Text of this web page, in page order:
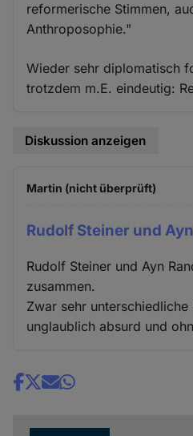
reformerische Stimmen,
Anthroposophie."
Wieder sehr diplomatisch
trotzdem m.E. eindeutig:
Diskussion anzeigen
Martin (nicht überprüft)
Rudolf Steiner und
Rudolf Steiner und Ayn
zusammen.
Zwar sehr
unglaublich absurd und
Share